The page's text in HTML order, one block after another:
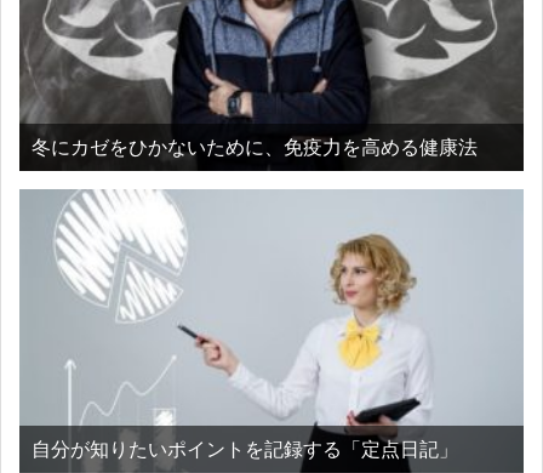
冬にカゼをひかないために、免疫力を高める健康法
自分が知りたいポイントを記録する「定点日記」